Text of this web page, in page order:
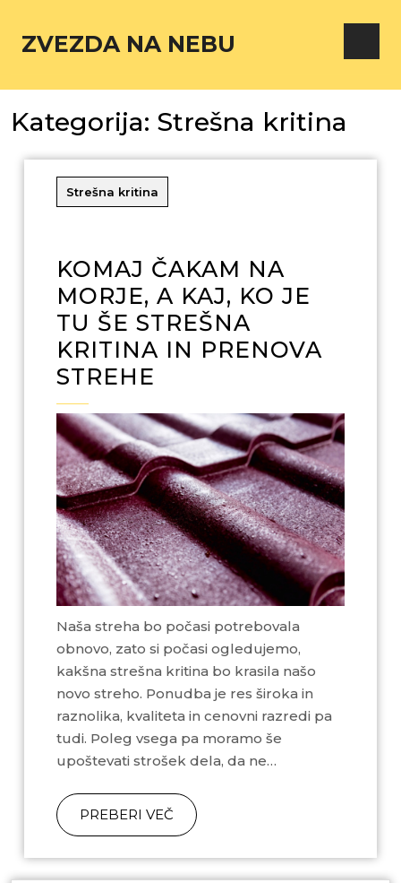
ZVEZDA NA NEBU
Kategorija: Strešna kritina
Strešna kritina
KOMAJ ČAKAM NA
MORJE, A KAJ, KO JE
TU ŠE STREŠNA
KRITINA IN PRENOVA
STREHE
Naša streha bo počasi potrebovala
obnovo, zato si počasi ogledujemo,
kakšna strešna kritina bo krasila našo
novo streho. Ponudba je res široka in
raznolika, kvaliteta in cenovni razredi pa
tudi. Poleg vsega pa moramo še
upoštevati strošek dela, da ne…
PREBERI VEČ